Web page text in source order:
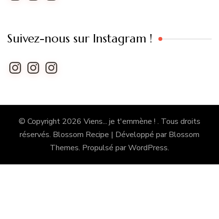
Suivez-nous sur Instagram !
Instagram
InstagramInstagram
© Copyright 2026 Viens... je t'emmène ! . Tous droits
réservés. Blossom Recipe | Développé par Blossom
Themes. Propulsé parWordPress.